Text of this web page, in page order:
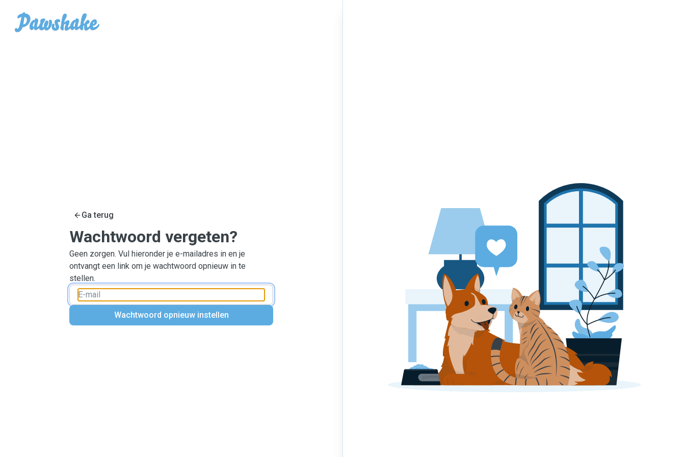
Ga terug
Wachtwoord vergeten?
Geen zorgen. Vul hieronder je e-mailadres in en je
ontvangt een link om je wachtwoord opnieuw in te
stellen.
Wachtwoord opnieuw instellen